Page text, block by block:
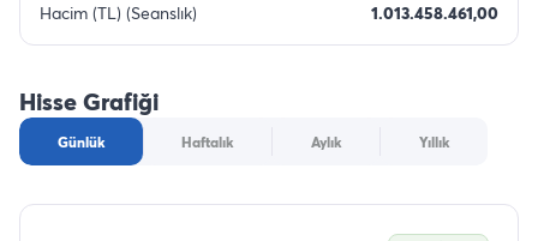
Hacim (TL) (Seanslık)
1.013.458.461,00
Hisse Grafiği
Günlük Haftalık Aylık Yıllık